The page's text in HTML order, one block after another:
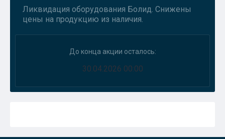
Ликвидация оборудования Болид. Снижены
цены на продукцию из наличия.
До конца акции осталось:
30.04.2026 00:00